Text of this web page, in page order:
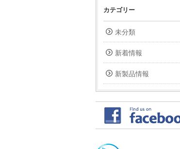
カテゴリー
未分類
新着情報
新製品情報